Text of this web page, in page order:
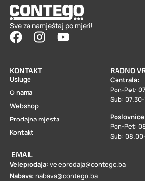
Sve za namještaj po mjeri!
KONTAKT
Usluge
O nama
Webshop
Prodajna mjesta
Kontakt
EMAIL
Veleprodaja: veleprodaja@contego.ba
Nabava: nabava@contego.ba
RADNO
Centrala:
Pon-Pet:
Sub:
Poslovnice:
Pon-Pet:
Sub: